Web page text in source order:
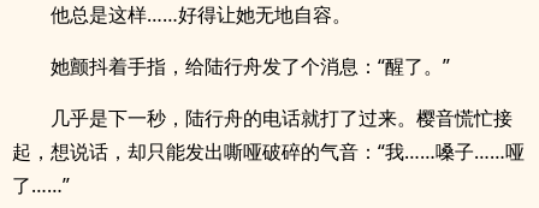
他总是这样……好得让她无地自容。
她颤抖着手指，给陆行舟发了个消息：“醒了。”
几乎是下一秒，陆行舟的电话就打了过来。樱音慌忙接
起，想说话，却只能发出嘶哑破碎的气音：“我……嗓子……哑
了……”